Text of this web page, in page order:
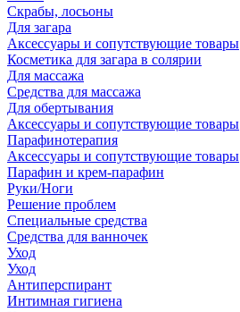
Скрабы, лосьоны
Для загара
Аксессуары и сопутствующие товары
Косметика для загара в солярии
Для массажа
Средства для массажа
Для обертывания
Аксессуары и сопутствующие товары
Парафинотерапия
Аксессуары и сопутствующие товары
Парафин и крем-парафин
Руки/Ноги
Решение проблем
Специальные средства
Средства для ванночек
Уход
Уход
Антиперспирант
Интимная гигиена